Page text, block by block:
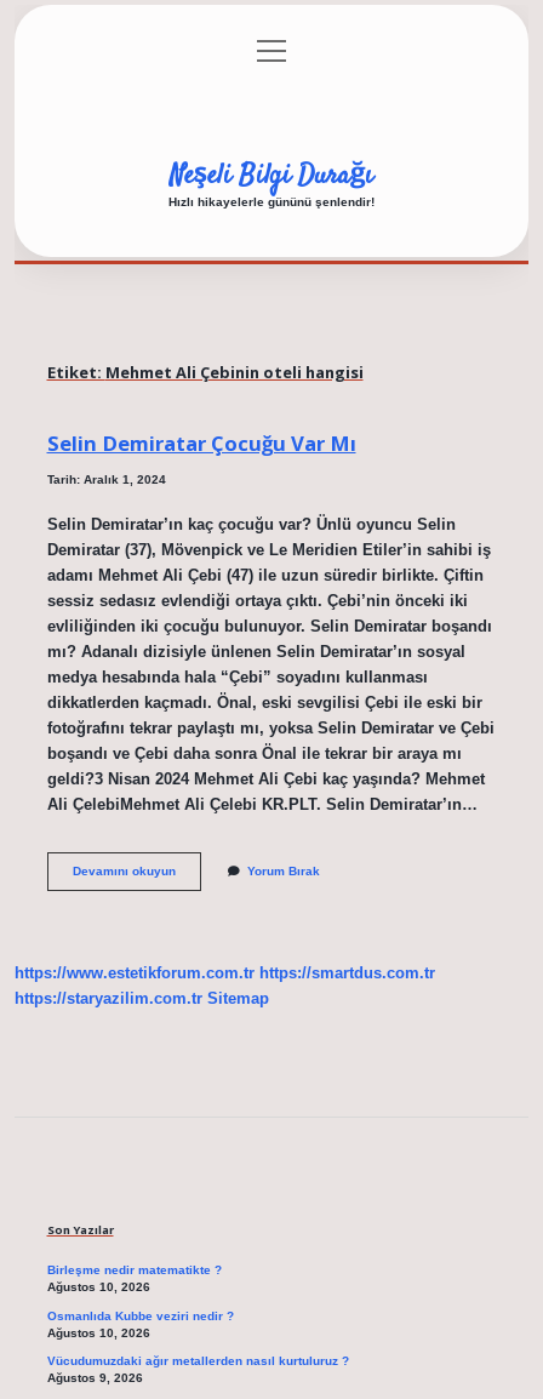
Gizlilik Politikası
menüyü
aç
Neşeli Bilgi Durağı
Hızlı hikayelerle gününü şenlendir!
Etiket: Mehmet Ali Çebinin oteli hangisi
Selin Demiratar Çocuğu Var Mı
Tarih: Aralık 1, 2024
Selin Demiratar’ın kaç çocuğu var? Ünlü oyuncu Selin
Demiratar (37), Mövenpick ve Le Meridien Etiler’in sahibi iş
adamı Mehmet Ali Çebi (47) ile uzun süredir birlikte. Çiftin
sessiz sedasız evlendiği ortaya çıktı. Çebi’nin önceki iki
evliliğinden iki çocuğu bulunuyor. Selin Demiratar boşandı
mı? Adanalı dizisiyle ünlenen Selin Demiratar’ın sosyal
medya hesabında hala “Çebi” soyadını kullanması
dikkatlerden kaçmadı. Önal, eski sevgilisi Çebi ile eski bir
fotoğrafını tekrar paylaştı mı, yoksa Selin Demiratar ve Çebi
boşandı ve Çebi daha sonra Önal ile tekrar bir araya mı
geldi?3 Nisan 2024 Mehmet Ali Çebi kaç yaşında? Mehmet
Ali ÇelebiMehmet Ali Çelebi KR.PLT. Selin Demiratar’ın…
Devamını okuyunSelin
Yorum Bırak
https://www.estetikforum.com.tr https://smartdus.com.tr
https://staryazilim.com.tr Sitemap
Son Yazılar
Birleşme nedir matematikte ?
Ağustos 10, 2026
Osmanlıda Kubbe veziri nedir ?
Ağustos 10, 2026
Vücudumuzdaki ağır metallerden nasıl kurtuluruz ?
Ağustos 9, 2026